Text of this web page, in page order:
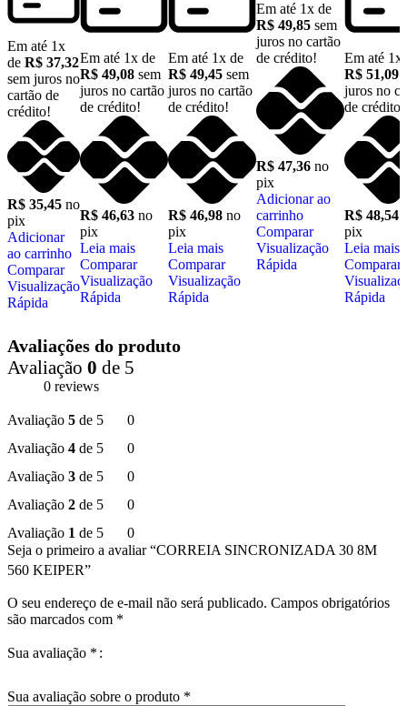
Em até 1x
de R$ 37,32
sem juros no
cartão de
crédito!
R$ 35,45 no
pix
Adicionar
ao carrinho
Comparar
Visualização
Rápida
Em até 1x de
R$ 49,08 sem
juros no cartão
de crédito!
R$ 46,63 no
pix
Leia mais
Comparar
Visualização
Rápida
Em até 1x de
R$ 49,45 sem
juros no cartão
de crédito!
R$ 46,98 no
pix
Leia mais
Comparar
Visualização
Rápida
Em até 1x de
R$ 49,85 sem
juros no cartão
de crédito!
R$ 47,36 no
pix
Adicionar ao
carrinho
Comparar
Visualização
Rápida
Em até 1x
R$ 51,09
juros no
de crédito!
R$ 48,54
pix
Leia mais
Comparar
Rápida
Avaliações do produto
Avaliação 0 de 5
0 reviews
Avaliação 5 de 5
0
Avaliação 4 de 5
0
Avaliação 3 de 5
0
Avaliação 2 de 5
0
Avaliação 1 de 5 0
Seja o primeiro a avaliar “CORREIA SINCRONIZADA 30 8M
560 KEIPER”
O seu endereço de e-mail não será publicado. Campos obrigatórios
são marcados com *
Sua avaliação *
Sua avaliação sobre o produto *